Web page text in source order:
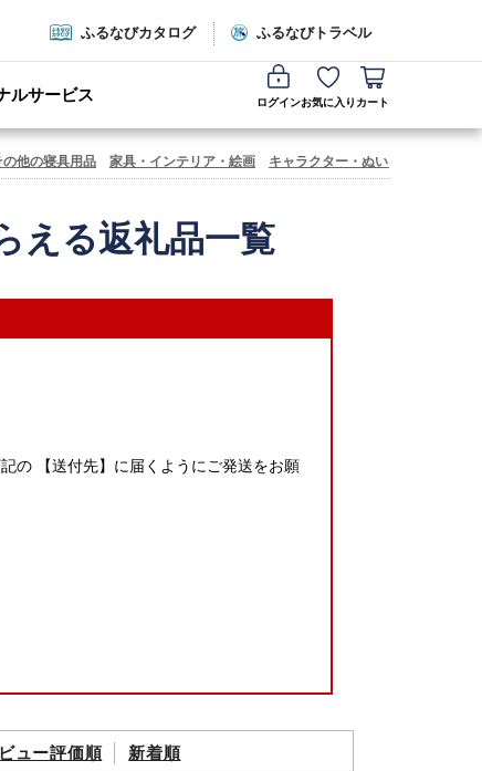
ふるなびカタログ ふるなびトラベル
ルサービス ログインお気に入り カート
の他の寝具用品 家具・インテリア・絵画 キャラクター・ぬいぐるみ
える返礼品一覧
の 【送付先】に届くようにご発送をお願
ュー評価順 新着順